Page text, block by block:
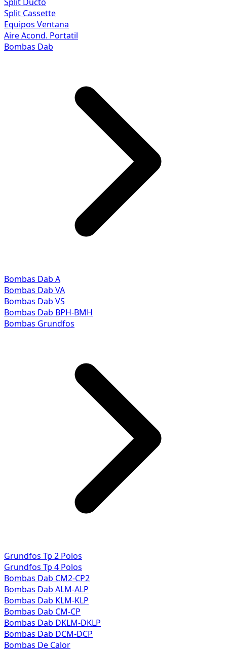
Split Cassette
Equipos Ventana
Aire Acond. Portatil
Bombas Dab
Bombas Dab A
Bombas Dab VA
Bombas Dab VS
Bombas Dab BPH-BMH
Bombas Grundfos
Grundfos Tp 2 Polos
Grundfos Tp 4 Polos
Bombas Dab CM2-CP2
Bombas Dab ALM-ALP
Bombas Dab KLM-KLP
Bombas Dab CM-CP
Bombas Dab DKLM-DKLP
Bombas Dab DCM-DCP
Bombas De Calor